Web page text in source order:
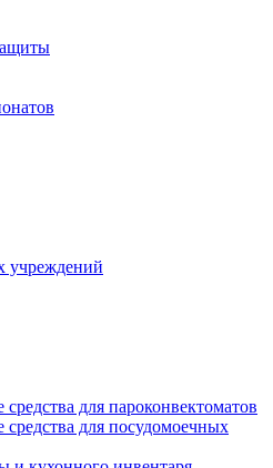
учреждений
для пароконвектоматов
для посудомоечных